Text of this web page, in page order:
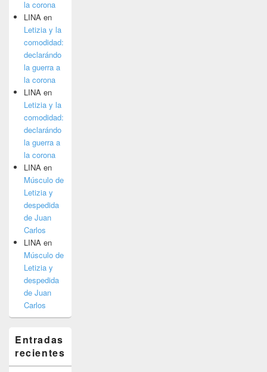
la corona
LINA en
Letizia y la
comodidad:
declarándo
la guerra a
la corona
LINA en
Letizia y la
comodidad:
declarándo
la guerra a
la corona
LINA en
Músculo de
Letizia y
despedida
de Juan
Carlos
LINA en
Músculo de
Letizia y
despedida
de Juan
Carlos
Entradas
recientes